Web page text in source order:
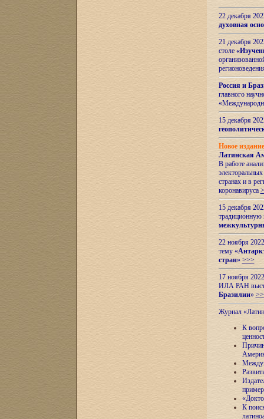
22 декабря
духовная
21 декабря
столе
Россия и
главного
15 декабря
Новое
Латинская
В работе
странах и в
коронавируса
15 декабря
22 ноября
тему «
стран» >>>
17 ноября
ИЛА РАН
Бразилии»
Журнал
К
К